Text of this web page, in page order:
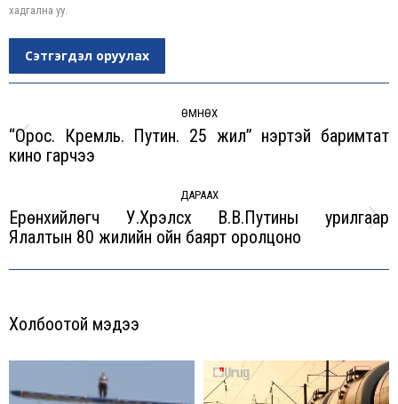
хадгална уу.
Сэтгэгдэл оруулах
ӨМНӨХ
Previous
“Орос. Кремль. Путин. 25 жил” нэртэй баримтат
кино гарчээ
ДАРААХ
Next
post:
Ерөнхийлөгч У.Хүрэлсүх В.В.Путины урилгаар
Ялалтын 80 жилийн ойн баярт оролцоно
Холбоотой мэдээ